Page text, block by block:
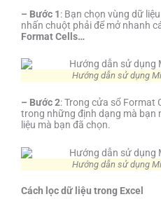
– Bước 1: Bạn chọn vùng dữ
nhấn chuột phải để mở nhanh
Format Cells…
Hướng dẫn sử dụng
– Bước 2: Trong cửa sổ Format
trong những định dạng mà bạn
liệu mà bạn đã chọn.
Hướng dẫn sử dụng
Cách lọc dữ liệu trong Excel